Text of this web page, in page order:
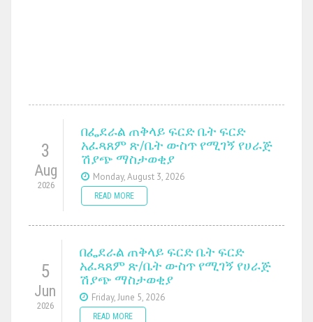
3
Aug
2026
በፌደራል ጠቅላይ ፍርድ ቤት ፍርድ
አፈጻጸም ጽ/ቤት ውስጥ የሚገኝ የሀራጅ
ሽያጭ ማስታወቂያ
Monday, August 3, 2026
READ MORE
5
Jun
2026
በፌደራል ጠቅላይ ፍርድ ቤት ፍርድ
አፈጻጸም ጽ/ቤት ውስጥ የሚገኝ የሀራጅ
ሽያጭ ማስታወቂያ
Friday, June 5, 2026
READ MORE